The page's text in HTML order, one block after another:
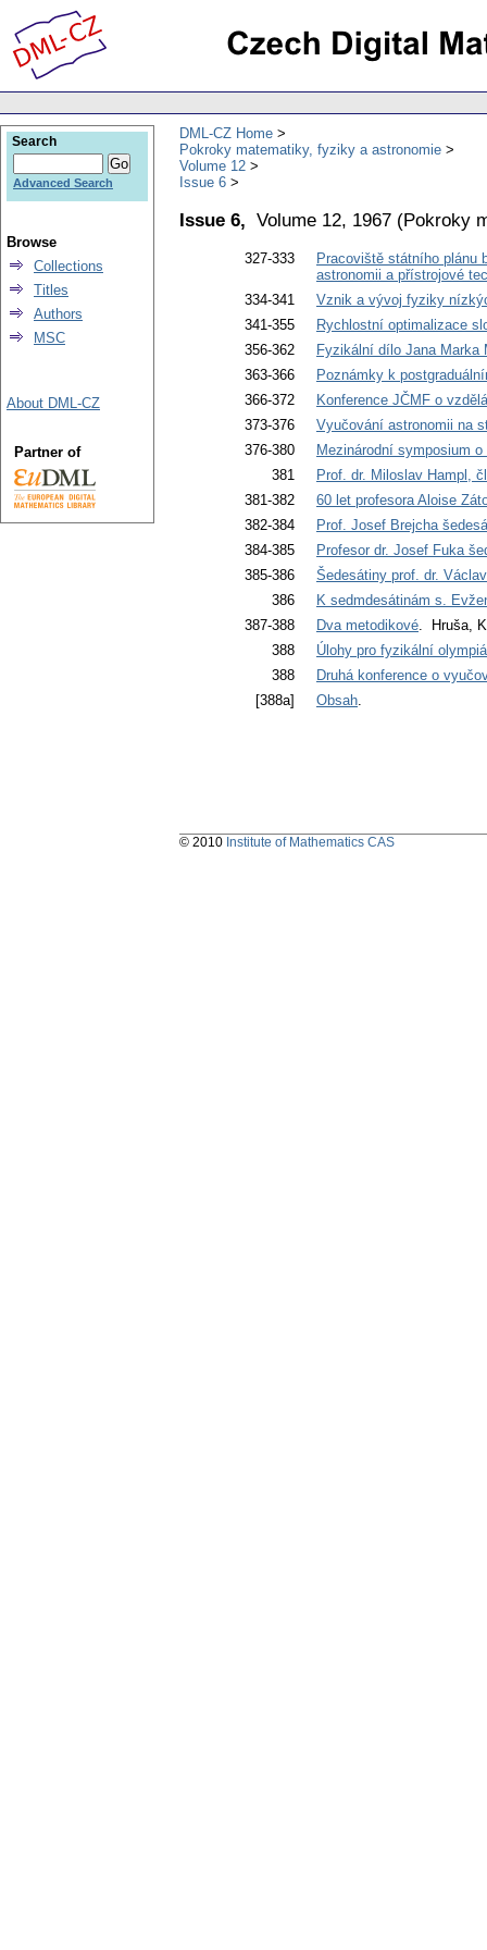
DML-CZ Home
Pokroky matematiky, fyziky a astronomie
Volume 12
Issue 6
Issue 6, Volume 12, 1967 (Pokroky
327-333
Pracoviště státního plánu
astronomii a přístrojové
334-341
Vznik a vývoj fyziky
341-355
Rychlostní optimalizace
356-362
Fyzikální dílo Jana Marka
363-366
Poznámky k
366-372
Konference JČMF o
373-376
Vyučování astronomii na
376-380
Mezinárodní symposium
381
Prof. dr. Miloslav Hampl,
381-382
60 let profesora Aloise
382-384
Prof. Josef Brejcha
384-385
Profesor dr. Josef Fuka
385-386
Šedesátiny prof. dr.
386
K sedmdesátinám s.
387-388
Dva metodikové. Hruša,
388
Úlohy pro fyzikální
388
Druhá konference o
[388a]
Obsah.
Search
Advanced Search
Browse
Collections
Titles
Authors
MSC
About DML-CZ
Partner of
© 2010 Institute of Mathematics CAS